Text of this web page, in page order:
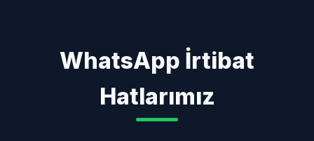
WhatsApp İrtibat
Hatlarımız